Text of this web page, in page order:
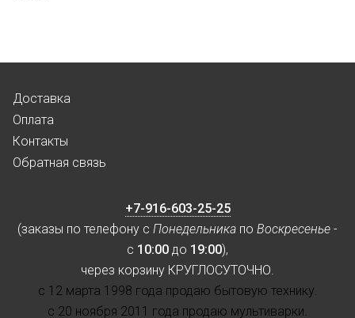
Доставка
Оплата
Контакты
Обратная связь
+7-916-603-25-25
(заказы по телефону с Понедельника по Воскресенье -
с 10:00 до 19:00),
через корзину КРУГЛОСУТОЧНО.
с 12 марта 1998 года продаю бытовую технику.
с 20 ноября 2011 года продаю мультиварки.